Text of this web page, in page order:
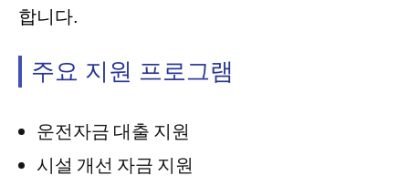
합니다.
주요 지원 프로그램
운전자금 대출 지원
시설 개선 자금 지원